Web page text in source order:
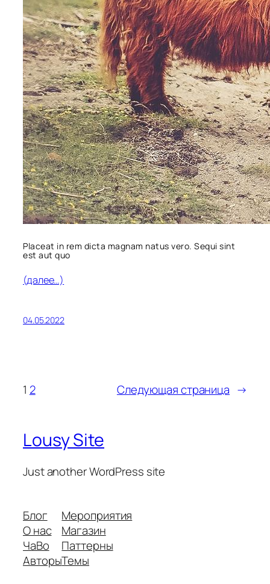
Placeat in rem dicta magnam natus vero. Sequi sint
est aut quo
(далее…)
04.05.2022
1 2 Следующая страница →
Lousy Site
Just another WordPress site
Блог
О нас
ЧаВо
Авторы
Мероприятия
Магазин
Паттерны
Темы